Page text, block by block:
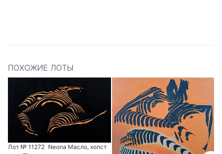
ПОХОЖИЕ ЛОТЫ
Лот № 11272 Neona Масло, холст